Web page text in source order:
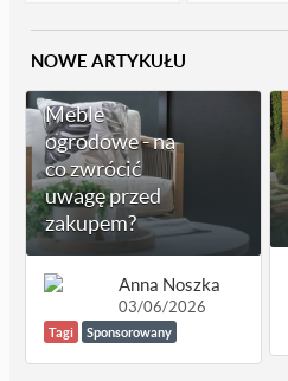
NOWE ARTYKUŁU
Meble
ogrodowe - na
co zwrócić
uwagę przed
zakupem?
Anna Noszka
03/06/2026
Tagi Sponsorowany